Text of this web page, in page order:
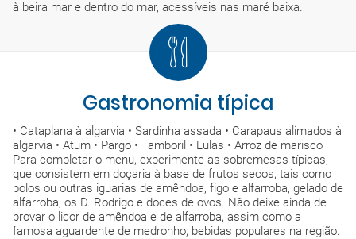
à beira mar e dentro do mar, acessíveis nas maré baixa.
Gastronomia típica
• Cataplana à algarvia • Sardinha assada • Carapaus alimados à
algarvia • Atum • Pargo • Tamboril • Lulas • Arroz de marisco
Para completar o menu, experimente as sobremesas típicas,
que consistem em doçaria à base de frutos secos, tais como
bolos ou outras iguarias de amêndoa, figo e alfarroba, gelado de
alfarroba, os D. Rodrigo e doces de ovos. Não deixe ainda de
provar o licor de amêndoa e de alfarroba, assim como a
famosa aguardente de medronho, bebidas populares na região.